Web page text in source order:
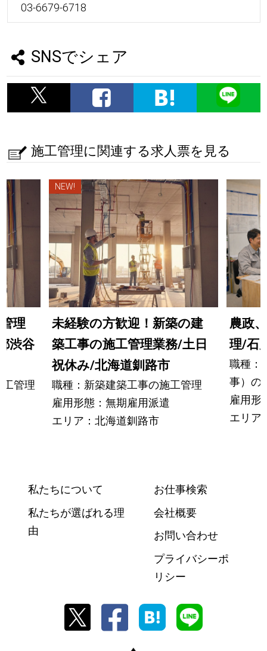
03-6679-6718
SNSでシェア
施工管理に関連する求人票を見る
理
渋谷
管理
NEW!
未経験の方歓迎！新築の建
築工事の施工管理業務/土日
祝休み/北海道釧路市
職種：新築建築工事の施工管理
雇用形態：無期雇用派遣
エリア：北海道釧路市
農政
理/石
職種：
事）の
雇用形
エリア
私たちについて
私たちが選ばれる理
由
お仕事検索
会社概要
お問い合わせ
プライバシーポ
リシー